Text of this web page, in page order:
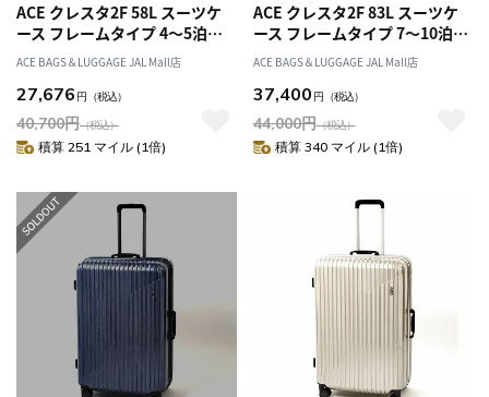
ACE クレスタ2F 58L スーツケ
ース フレームタイプ 4～5泊
05107
ACE BAGS＆LUGGAGE JAL Mall店
27,676 円 （税込）
40,700円（税込）
積算 251 マイル (1倍)
ACE クレスタ2F 83L スーツケ
ース フレームタイプ 7～10泊
05108
ACE BAGS＆LUGGAGE JAL Mall店
37,400 円 （税込）
44,000円（税込）
積算 340 マイル (1倍)